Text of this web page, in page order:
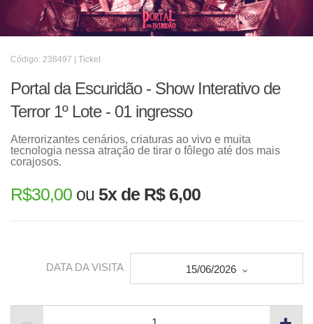
Código: 238497 | Ticket
Portal da Escuridão - Show Interativo de
Terror 1º Lote - 01 ingresso
Aterrorizantes cenários, criaturas ao vivo e muita
tecnologia nessa atração de tirar o fôlego até dos mais
corajosos.
R$30,00 ou 5x de R$ 6,00
DATA DA VISITA 15/06/2026